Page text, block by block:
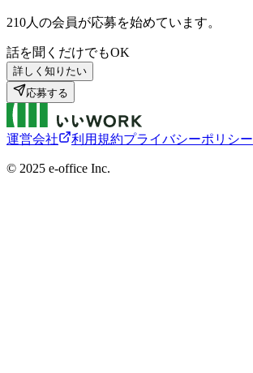
210人の会員が応募を始めています。
話を聞くだけでもOK
詳しく知りたい
応募する
運営会社 利用規約プライバシーポリシー
©︎ 2025 e-office Inc.